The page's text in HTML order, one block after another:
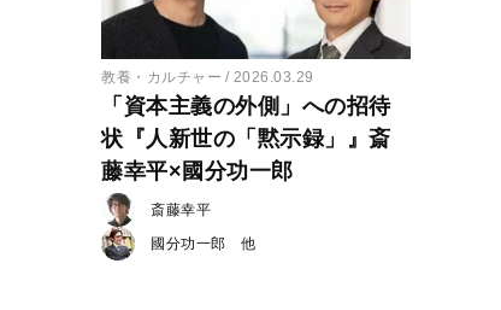
教養・カルチャー 2026.03.29
「資本主義の外側」への招待
状『人新世の「黙示録」』斎
藤幸平×國分功一郎
斎藤幸平
國分功一郎